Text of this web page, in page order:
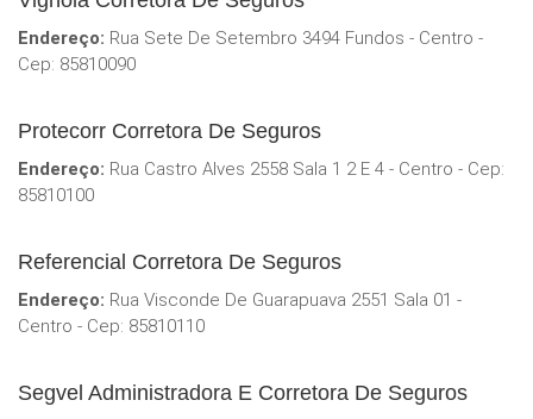
Endereço: Rua Sete De Setembro 3494 Fundos - Centro -
Cep: 85810090
Protecorr Corretora De Seguros
Endereço: Rua Castro Alves 2558 Sala 1 2 E 4 - Centro - Cep:
85810100
Referencial Corretora De Seguros
Endereço: Rua Visconde De Guarapuava 2551 Sala 01 -
Centro - Cep: 85810110
Segvel Administradora E Corretora De Seguros